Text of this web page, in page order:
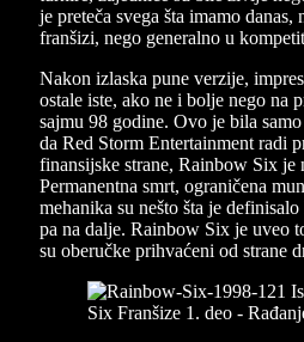
je preteča svega šta imamo
franšizi, nego generalno u
Nakon izlaska pune verzije,
ostale iste, ako ne i bolje nego na
sajmu 98 godine. Ovo je bila
da Red Storm Entertainment radi
finansijske strane, Rainbow Six je
Permanentna smrt, ograničena
mehanika su nešto šta je
pa na dalje. Rainbow Six je uveo
su oberučke prihvaćeni od strane